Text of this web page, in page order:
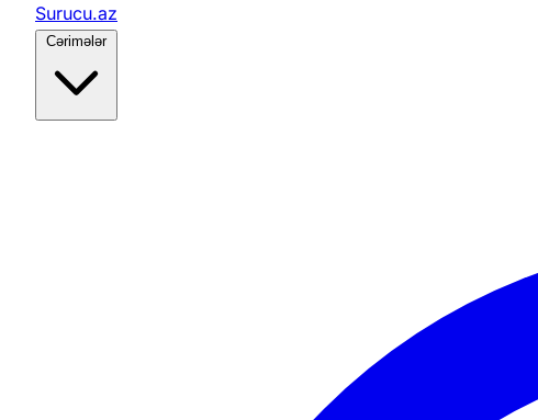
Surucu.az
Cərimələr